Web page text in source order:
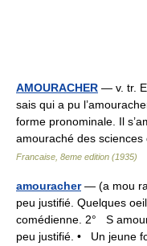
AMOURACHER — v. tr.
sais qui a pu
forme pronominale. Il
amouraché des
Francaise, 8eme edition (1935)
amouracher— (a mou ra
peu justifié. Quelques
comédienne. 2° S
peu justifié. • Un jeune